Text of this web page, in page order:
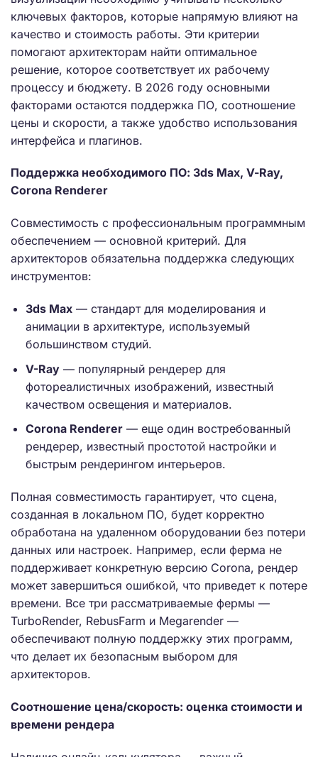
ключевых факторов, которые напрямую влияют на
качество и стоимость работы. Эти критерии
помогают архитекторам найти оптимальное
решение, которое соответствует их рабочему
процессу и бюджету. В 2026 году основными
факторами остаются поддержка ПО, соотношение
цены и скорости, а также удобство использования
интерфейса и плагинов.
Поддержка необходимого ПО: 3ds Max, V-Ray,
Corona Renderer
Совместимость с профессиональным программным
обеспечением — основной критерий. Для
архитекторов обязательна поддержка следующих
инструментов:
3ds Max— стандарт для моделирования и
анимации в архитектуре, используемый
большинством студий.
V-Ray— популярный рендерер для
фотореалистичных изображений, известный
качеством освещения и материалов.
Corona Renderer— еще один востребованный
рендерер, известный простотой настройки и
быстрым рендерингом интерьеров.
Полная совместимость гарантирует, что сцена,
созданная в локальном ПО, будет корректно
обработана на удаленном оборудовании без потери
данных или настроек. Например, если ферма не
поддерживает конкретную версию Corona, рендер
может завершиться ошибкой, что приведет к потере
времени. Все три рассматриваемые фермы —
TurboRender, RebusFarm и Megarender —
обеспечивают полную поддержку этих программ,
что делает их безопасным выбором для
архитекторов.
Соотношение цена/скорость: оценка стоимости и
времени рендера